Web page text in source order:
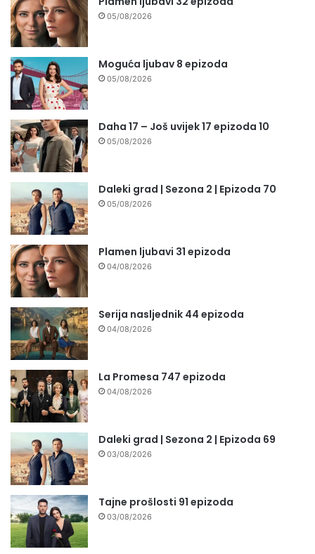
05/08/2026
Moguća ljubav 8 epizoda
05/08/2026
Daha 17 – Još uvijek 17 epizoda 10
05/08/2026
Daleki grad | Sezona 2 | Epizoda 70
05/08/2026
Plamen ljubavi 31 epizoda
04/08/2026
Serija nasljednik 44 epizoda
04/08/2026
La Promesa 747 epizoda
04/08/2026
Daleki grad | Sezona 2 | Epizoda 69
03/08/2026
Tajne prošlosti 91 epizoda
03/08/2026